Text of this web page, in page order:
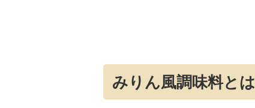
みりん風調味料とは